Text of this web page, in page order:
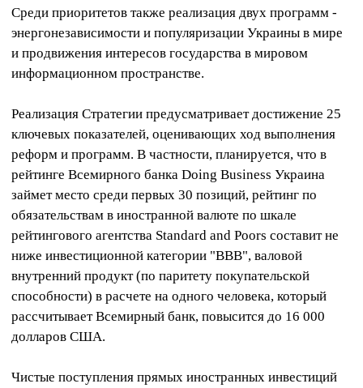
Среди приоритетов также реализация двух программ -
энергонезависимости и популяризации Украины в мире
и продвижения интересов государства в мировом
информационном пространстве.
Реализация Стратегии предусматривает достижение 25
ключевых показателей, оценивающих ход выполнения
реформ и программ. В частности, планируется, что в
рейтинге Всемирного банка Doing Business Украина
займет место среди первых 30 позиций, рейтинг по
обязательствам в иностранной валюте по шкале
рейтингового агентства Standard and Poors составит не
ниже инвестиционной категории "ВВВ", валовой
внутренний продукт (по паритету покупательской
способности) в расчете на одного человека, который
рассчитывает Всемирный банк, повысится до 16 000
долларов США.
Чистые поступления прямых иностранных инвестиций